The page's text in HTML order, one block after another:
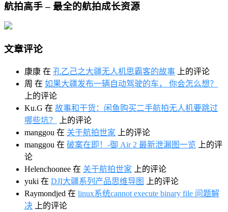
航拍高手 – 最全的航拍成长资源
文章评论
康康 在 孔乙己之大疆无人机思霸客的故事 上的评论
周 在 如果大疆发布一辆自动驾驶的车， 你会怎么想？
上的评论
Ku.G 在 故事和干货：闲鱼购买二手航拍无人机要跳过
哪些坑？
上的评论
manggou 在 关于航拍世家 上的评论
manggou 在 破案在即！-御 Air 2 最新泄漏图一览 上的评
论
Helenchoonee 在 关于航拍世家 上的评论
yuki 在 DJI大疆系列产品思维导图
上的评论
Raymondjed 在 linux系统cannot execute binary file 问题解
决 上的评论